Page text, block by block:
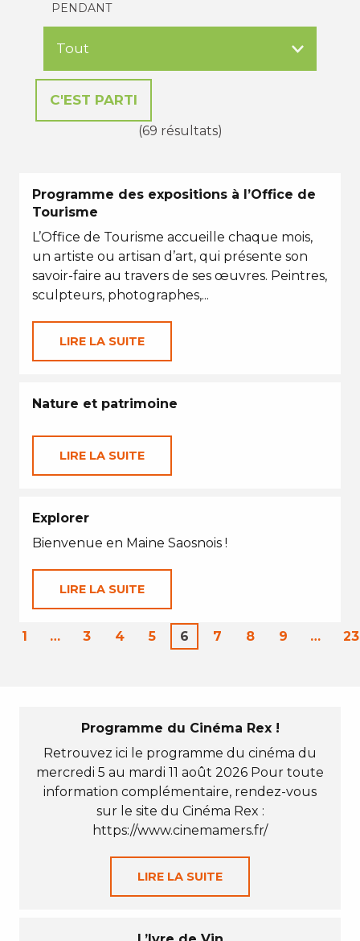
PENDANT
(69 résultats)
Programme des expositions à l’Office de
Tourisme
L’Office de Tourisme accueille chaque mois,
un artiste ou artisan d’art, qui présente son
savoir-faire au travers de ses œuvres. Peintres,
sculpteurs, photographes,...
LIRE LA SUITE
Nature et patrimoine
LIRE LA SUITE
Explorer
Bienvenue en Maine Saosnois !
LIRE LA SUITE
1 … 3 4 5 6 7 8 9 … 23
Programme du Cinéma Rex !
Retrouvez ici le programme du cinéma du
mercredi 5 au mardi 11 août 2026 Pour toute
information complémentaire, rendez-vous
sur le site du Cinéma Rex :
https://www.cinemamers.fr/
LIRE LA SUITE